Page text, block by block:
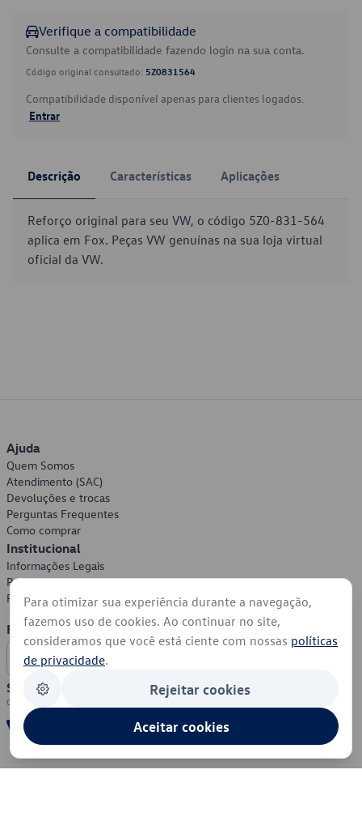
Verifique a compatibilidade
Consulte a compatibilidade fazendo login na sua conta.
Código original consultado: 5Z0831564
Compatibilidade disponível apenas para clientes logados.
Entrar
Descrição Características Aplicações
Reforço original para seu VW, o código 5Z0-831-564
aplica em Fox. Peças VW genuínas na sua loja virtual
oficial da VW.
Ajuda
Quem Somos
Atendimento (SAC)
Devoluções e trocas
Perguntas Frequentes
Como comprar
Institucional
Informações Legais
Política de Privacidade
Política de Cookies
Formas de Pagamento
Segurança
Para otimizar sua experiência durante a navegação,
fazemos uso de cookies. Ao continuar no site,
consideramos que você está ciente com nossas políticas
de privacidade.
Rejeitar cookies
Aceitar cookies